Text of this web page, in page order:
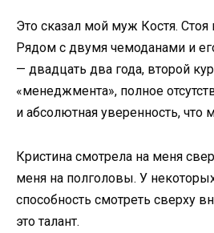
Это сказал мой муж Костя.
Рядом с двумя чемоданами и
— двадцать два года, второй
«менеджмента», полное
и абсолютная уверенность, что
Кристина смотрела на меня
меня на полголовы. У
способность смотреть сверху
это талант.